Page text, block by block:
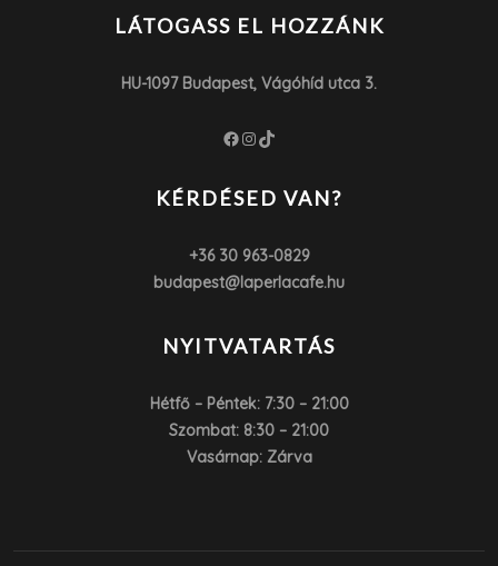
LÁTOGASS EL HOZZÁNK
HU-1097 Budapest, Vágóhíd utca 3.
Facebook
Instagram
TikTok
KÉRDÉSED VAN?
+36 30 963-0829
budapest@laperlacafe.hu
NYITVATARTÁS
Hétfő – Péntek: 7:30 – 21:00
Szombat: 8:30 – 21:00
Vasárnap: Zárva